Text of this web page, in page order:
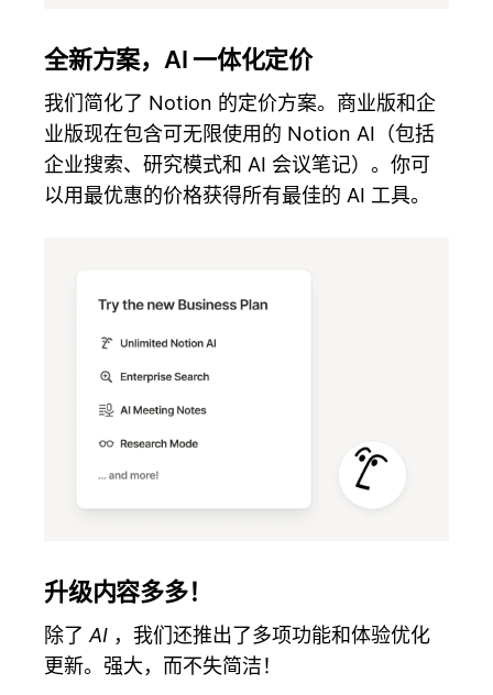
全新方案，AI 一体化定价
我们简化了 Notion 的定价方案。商业版和企
业版现在包含可无限使用的 Notion AI（包括
企业搜索、研究模式和 AI 会议笔记）。你可
以用最优惠的价格获得所有最佳的 AI 工具。
升级内容多多！
除了 AI ，我们还推出了多项功能和体验优化
更新。强大，而不失简洁！